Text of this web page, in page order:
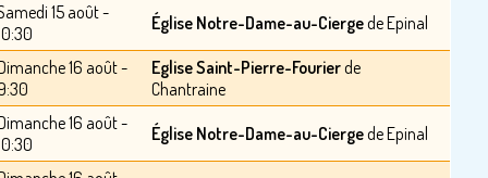
15 août -
Église Notre-Dame-au-Ciergede Epinal
16 août -
Eglise Saint-Pierre-Fourierde
Chantraine
16 août -
Église Notre-Dame-au-Ciergede Epinal